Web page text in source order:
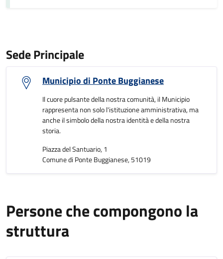
Sede Principale
Municipio di Ponte Buggianese
Il cuore pulsante della nostra comunità, il Municipio
rappresenta non solo l'istituzione amministrativa, ma
anche il simbolo della nostra identità e della nostra
storia.
Piazza del Santuario, 1
Comune di Ponte Buggianese, 51019
Persone che compongono la
struttura